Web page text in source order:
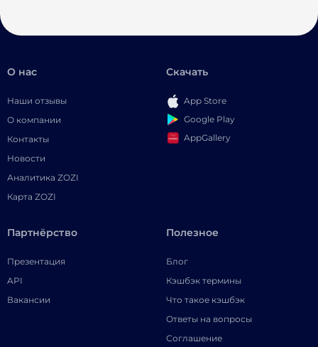
О нас
Наши отзывы
О компании
Контакты
Новости
Аналитика ZOZI
Карта ZOZI
Скачать
App Store
Google Play
AppGallery
Партнёрство
Презентация
API
Вакансии
Полезное
Блог
Кэшбэк термины
Что такое кэшбэк
Ответы на вопросы
Соглашение